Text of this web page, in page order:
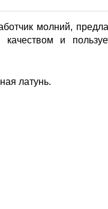
молний,
и
латунь.